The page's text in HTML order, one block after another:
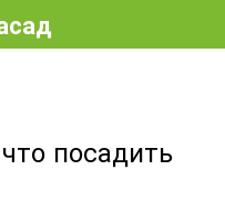
посадить